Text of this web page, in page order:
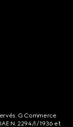
G Commerce
N. 2294/I/1936 et